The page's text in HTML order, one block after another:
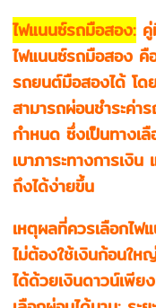
ไฟแนนซ์รถมือสอง:
ไฟแนนซ์รถมือสอง คื
รถยนต์มือสองได้ โ
สามารถผ่อนชำระค่า
กำหนด ซึ่งเป็นทางเ
เบาภาระทางการเงิน
ถึงได้ง่ายขึ้น
เหตุผลที่ควรเลือกไฟ
ไม่ต้องใช้เงินก้อนให
ได้ด้วยเงินดาวน์เพีย